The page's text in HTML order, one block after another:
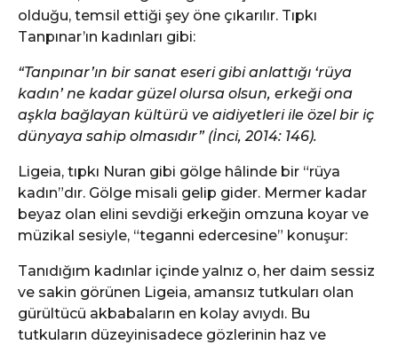
olduğu, temsil ettiği şey öne çıkarılır. Tıpkı
Tanpınar’ın kadınları gibi:
“Tanpınar’ın bir sanat eseri gibi anlattığı ‘rüya
kadın’ ne kadar güzel olursa olsun, erkeği ona
aşkla bağlayan kültürü ve aidiyetleri ile özel bir iç
dünyaya sahip olmasıdır” (İnci, 2014: 146).
Ligeia, tıpkı Nuran gibi gölge hâlinde bir “rüya
kadın”dır. Gölge misali gelip gider. Mermer kadar
beyaz olan elini sevdiği erkeğin omzuna koyar ve
müzikal sesiyle, “teganni edercesine” konuşur:
Tanıdığım kadınlar içinde yalnız o, her daim sessiz
ve sakin görünen Ligeia, amansız tutkuları olan
gürültücü akbabaların en kolay avıydı. Bu
tutkuların düzeyinisadece gözlerinin haz ve